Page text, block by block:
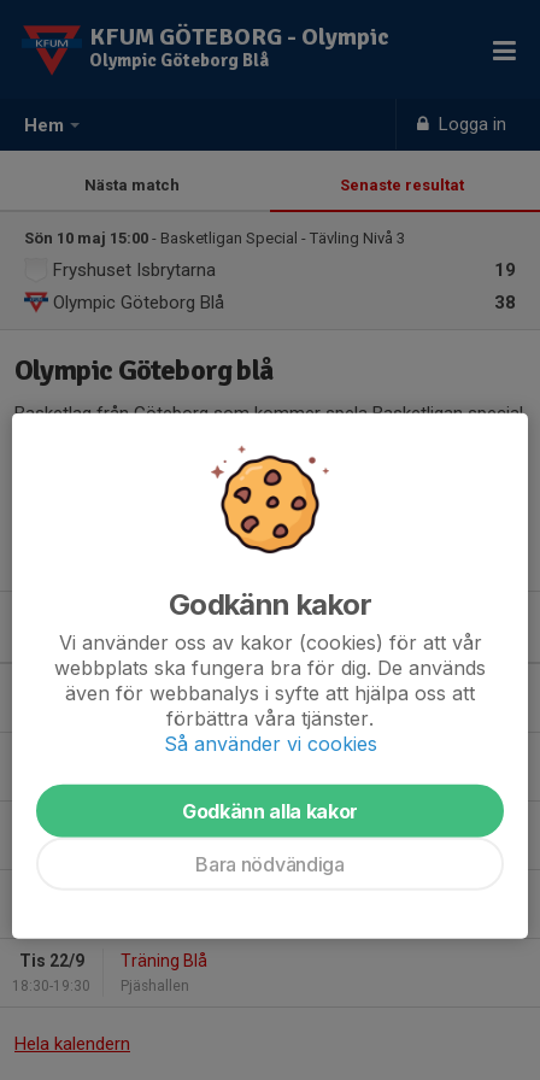
Hem Logga in
KFUM GÖTEBORG - Olympic
Olympic Göteborg Blå
Nästa match Senaste resultat
Sön 10 maj 15:00 - Basketligan Special - Tävling Nivå 3
19
Fryshuset Isbrytarna
38
Olympic Göteborg Blå
Olympic Göteborg blå
Basketlag från Göteborg som kommer spela Basketligan special
Laget består av spelare med intellektuella funktionsvariationer.
Laget spelar på mellan/hög nivå.
Kommande aktiviteter
Tis 25/8 Träning Blå
Pjäshallen
18:30-19:30
Träning Blå
Pjäshallen
Tis 8/9 Träning Blå
Tis 22/9
18:30-19:30
Träning Blå
Pjäshallen
Hela kalendern
Godkänn kakor
Vi använder oss av kakor (cookies) för att vår
webbplats ska fungera bra för dig. De används
även för webbanalys i syfte att hjälpa oss att
förbättra våra tjänster.
Så använder vi cookies
Godkänn alla kakor
Bara nödvändiga